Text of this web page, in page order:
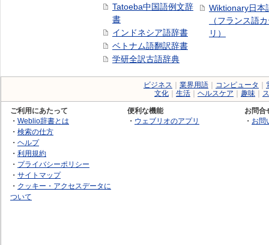
Tatoeba中国語例文辞
書
インドネシア語辞書
ベトナム語翻訳辞書
学研全訳古語辞典
Wiktionary日本
（フランス語
リ）
ビジネス 業界用語 コンピュータ
文化
生活 ヘルスケア 趣味
ご利用にあたって
・ Weblio辞書とは
・ 検索の仕方
・ ヘルプ
・ 利用規約
・ プライバシーポリシー
・ サイトマップ
・ クッキー・アクセスデータに
ついて
便利な機能
・ ウェブリオのアプリ
お問合
・ お問